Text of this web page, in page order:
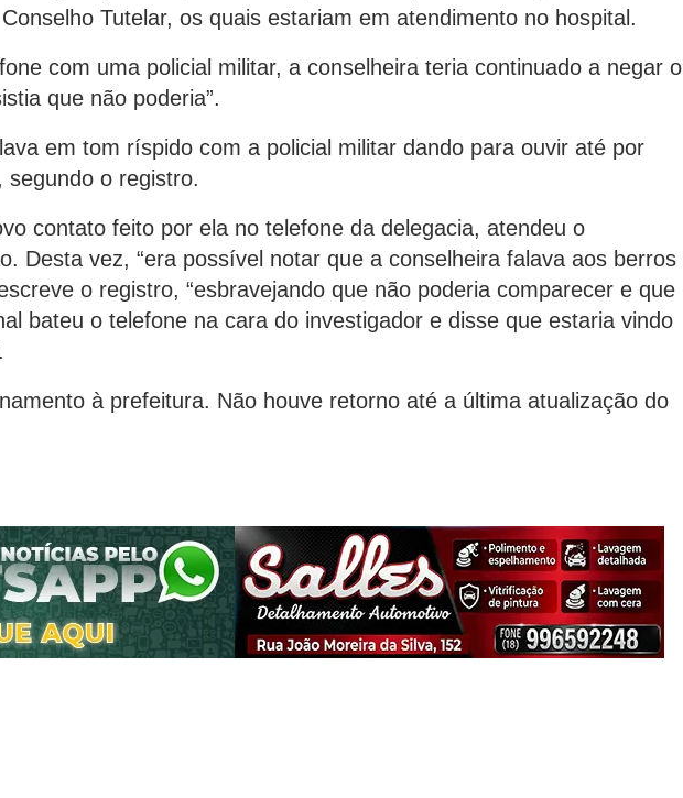
Tutelar, os quais estariam em atendimento no hospital.
com uma policial militar, a conselheira teria continuado a negar o
que não poderia”.
em tom ríspido com a policial militar dando para ouvir até por
segundo o registro.
contato feito por ela no telefone da delegacia, atendeu o
Desta vez, “era possível notar que a conselheira falava aos berros
o registro, “esbravejando que não poderia comparecer e que
bateu o telefone na cara do investigador e disse que estaria vindo
à prefeitura. Não houve retorno até a última atualização do